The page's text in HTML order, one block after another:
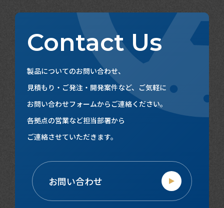
Contact Us
製品についてのお問い合わせ、
見積もり・ご発注・開発案件など、ご気軽に
お問い合わせフォームからご連絡ください。
各拠点の営業など担当部署から
ご連絡させていただきます。
お問い合わせ